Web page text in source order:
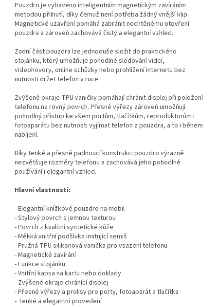
Pouzdro je vybaveno inteligentním magnetickým zavíráním
metodou přilnutí, díky čemuž není potřeba žádný vnější klip.
Magnetické uzavření pomáhá zabránit nechtěnému otevření
pouzdra a zároveň zachovává čistý a elegantní vzhled.
Zadní část pouzdra lze jednoduše složit do praktického
stojánku, který umožňuje pohodlné sledování videí,
videohovory, online schůzky nebo prohlížení internetu bez
nutnosti držet telefon v ruce.
Zvýšené okraje TPU vaničky pomáhají chránit displej při položení
telefonu na rovný povrch. Přesné výřezy zároveň umožňují
pohodlný přístup ke všem portům, tlačítkům, reproduktorům i
fotoaparátu bez nutnosti vyjímat telefon z pouzdra, a to i během
nabíjení.
Díky tenké a přesně padnoucí konstrukci pouzdro výrazně
nezvětšuje rozměry telefonu a zachovává jeho pohodlné
používání i elegantní vzhled.
Hlavní vlastnosti:
- Elegantní knížkové pouzdro na mobil
- Stylový povrch s jemnou texturou
- Povrch z kvalitní syntetické kůže
- Měkká vnitřní podšívka imitující semiš
- Pružná TPU silikonová vanička pro vsazení telefonu
- Magnetické zavírání
- Funkce stojánku
- Vnitřní kapsa na kartu nebo doklady
- Zvýšené okraje chránící displej
- Přesné výřezy a prolisy pro porty, fotoaparát a tlačítka
- Tenké a elegantní provedení